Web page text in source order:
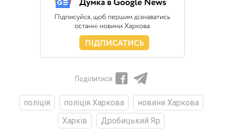
Поділитися
поліція поліція Харкова
новини Харкова
Харків
Дробицький Яр